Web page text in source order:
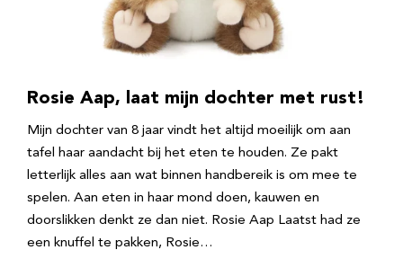
Rosie Aap, laat mijn dochter met rust!
Mijn dochter van 8 jaar vindt het altijd moeilijk om aan
tafel haar aandacht bij het eten te houden. Ze pakt
letterlijk alles aan wat binnen handbereik is om mee te
spelen. Aan eten in haar mond doen, kauwen en
doorslikken denkt ze dan niet. Rosie Aap Laatst had ze
een knuffel te pakken, Rosie…